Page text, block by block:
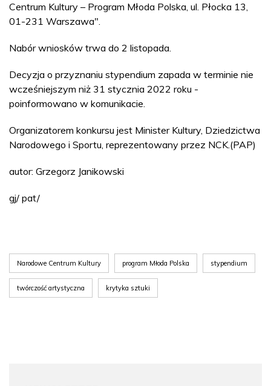
Centrum Kultury – Program Młoda Polska, ul. Płocka 13,
01-231 Warszawa".
Nabór wniosków trwa do 2 listopada.
Decyzja o przyznaniu stypendium zapada w terminie nie
wcześniejszym niż 31 stycznia 2022 roku -
poinformowano w komunikacie.
Organizatorem konkursu jest Minister Kultury, Dziedzictwa
Narodowego i Sportu, reprezentowany przez NCK.(PAP)
autor: Grzegorz Janikowski
gj/ pat/
Narodowe Centrum Kultury program Młoda Polska stypendium
twórczość artystyczna krytyka sztuki